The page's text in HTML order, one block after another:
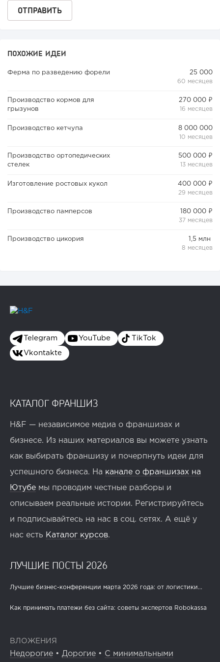
82
Прокат квадроциклов: инвестиции 2 млн рублей,
ПОХОЖИЕ ИДЕИ
Ферма по разведению форели
25 000
60 месяцев
Производство кормов для
грызунов
270 000 ₽
16 месяцев
Производство кетчупа
8 000 000
10 месяцев
Производство ортопедических
стелек
500 000 ₽
13 месяцев
Изготовление ростовых кукол
400 000 ₽
29 месяцев
Производство памперсов
180 000 ₽
37 месяцев
Производство цикория
1,5 млн
8 месяцев
Telegram YouTube TikTok
Vkontakte
КАТАЛОГ ФРАНШИЗ
H&F — независимое медиа о франшизах и
бизнесе. Из наших материалов вы можете узнать
как выбирать франшизу и почерпнуть идеи для
успешного бизнеса. На канале о франшизах на
Ютубе мы проводим честные разборы и
описываем реальные истории. Регистрируйтесь
и подписывайтесь на нас в соц. сетях. А ещё у
нас есть Каталог курсов.
ЛУЧШИЕ ПОСТЫ 2026
Лучшие бизнес-конференции марта 2026 года: от логистики...
Как принимать платежи без сайта: советы экспертов Robokassa
ВЛОЖЕНИЯ
Недорогие • Дорогие • С минимальными